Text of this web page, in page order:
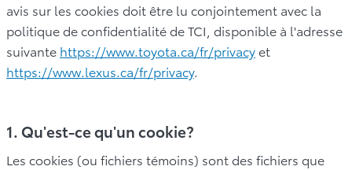
avis sur les cookies doit être lu conjointement avec la
politique de confidentialité de TCI, disponible à l'adresse
suivante https://www.toyota.ca/fr/privacyet
https://www.lexus.ca/fr/privacy.
1. Qu'est-ce qu'un cookie?
Les cookies (ou fichiers témoins) sont des fichiers que